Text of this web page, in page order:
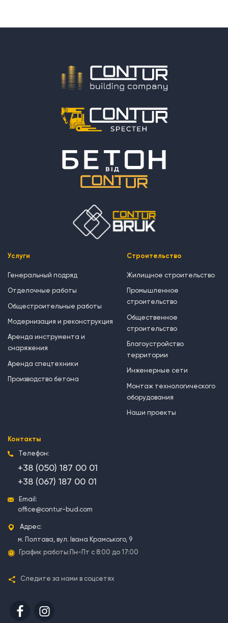
Услуги
Генеральный подряд
Отделочные работы
Общестроительные работы
Модернизация и реконструкция
Аренда инструмента и
снаряжения
Аренда спецтехники
Производство бетона
Строительство
Жилищное строительство
Промышленное
строительство
Общественное
строительство
Благоустройство
территории
Инженерные сети
Монтаж технологического
оборудования
Наши проекты
Контакты
Телефон:
+38 (050) 187 00 01
+38 (067) 187 00 01
Email:
office@contur-bud.com
Адрес:
м. Полтава, вул. Івана Крамського, 9
График работы: Пн-Пт с 8:00 до 17:00
Следите за нами в соцсетях